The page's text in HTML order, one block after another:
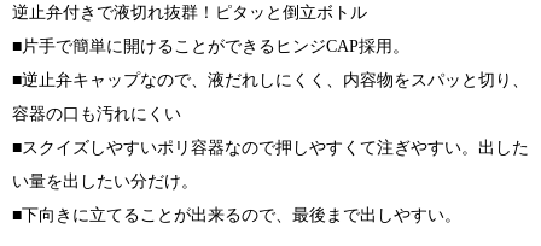
逆止弁付きで液切れ抜群！ピタッと倒立ボトル
■片手で簡単に開けることができるヒンジCAP採用。
■逆止弁キャップなので、液だれしにくく、内容物をスパッと切り、
容器の口も汚れにくい
■スクイズしやすいポリ容器なので押しやすくて注ぎやすい。出した
い量を出したい分だけ。
■下向きに立てることが出来るので、最後まで出しやすい。